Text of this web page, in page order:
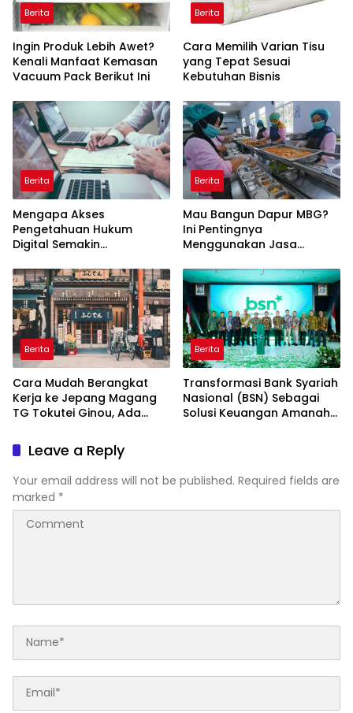
Berita
Ingin Produk Lebih Awet?
Kenali Manfaat Kemasan
Vacuum Pack Berikut Ini
Berita
Cara Memilih Varian Tisu
yang Tepat Sesuai
Kebutuhan Bisnis
Berita
Mengapa Akses
Pengetahuan Hukum
Digital Semakin
Berita
Mau Bangun Dapur MBG?
Ini Pentingnya
Menggunakan Jasa
Profesional
Berita
Cara Mudah Berangkat
Kerja ke Jepang Magang
TG Tokutei Ginou, Ada
Berita
Transformasi Bank Syariah
Nasional (BSN) Sebagai
Solusi Keuangan Amanah
Leave a Reply
Your email address will not be published. Required fields are
marked *